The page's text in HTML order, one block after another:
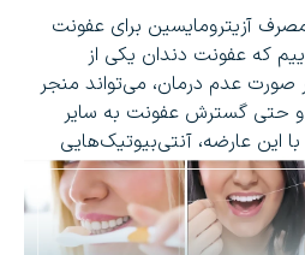
آزیترومایسین برای عفونت
که عفونت دندان یکی از
عدم درمان، می‌تواند منجر
و حتی گسترش عفونت به سایر
این عارضه، آنتی‌بیوتیک‌هایی